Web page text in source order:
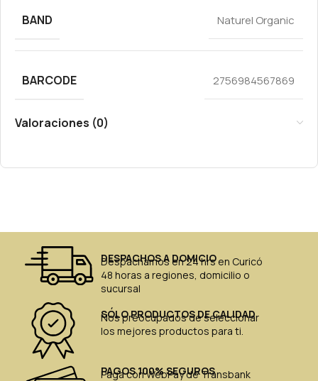
BAND Naturel Organic
BARCODE 2756984567869
Valoraciones (0)
DESPACHOS A DOMICIO
Despachamos en 24 hrs en Curicó
48 horas a regiones, domicilio o
sucursal
SÓLO PRODUCTOS DE CALIDAD
Nos preocupados de seleccionar
los mejores productos para ti.
PAGOS 100% SEGUROS
Paga con WebPay de Transbank